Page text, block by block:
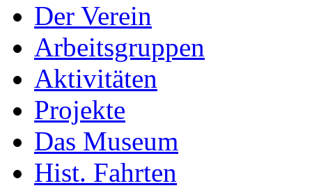
Der Verein
Arbeitsgruppen
Aktivitäten
Projekte
Das Museum
Hist. Fahrten